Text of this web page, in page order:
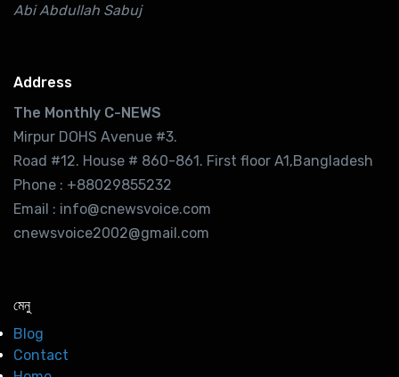
Abi Abdullah Sabuj
Address
The Monthly C-NEWS
Mirpur DOHS Avenue #3.
Road #12. House # 860-861. First floor A1,Bangladesh
Phone : +88029855232
Email : info@cnewsvoice.com
cnewsvoice2002@gmail.com
মেনু
Blog
Contact